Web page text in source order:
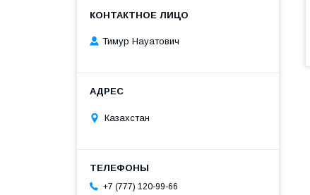
Тимур Науатович
Казахстан
+7 (777) 120-99-66